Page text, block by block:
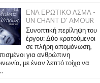
ΕΝΑ ΕΡΩΤΙΚΟ ΑΣΜΑ -
UN CHANT D' AMOUR
Συνοπτική περίληψη του
έργου: Δύο κρατούμενοι
σε πλήρη απομόνωση,
για ανθρώπινη
με έναν λεπτό τοίχο να